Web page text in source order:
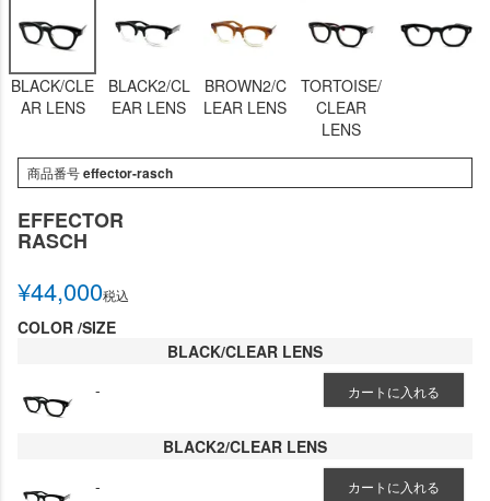
BLACK/CLE
AR LENS
BLACK2/CL
EAR LENS
BROWN2/C
LEAR LENS
TORTOISE/
CLEAR
LENS
商品番号effector-rasch
EFFECTOR
RASCH
¥44,000税込
COLOR SIZE
BLACK/CLEAR LENS
-
カートに入れる
BLACK2/CLEAR LENS
-
カートに入れる